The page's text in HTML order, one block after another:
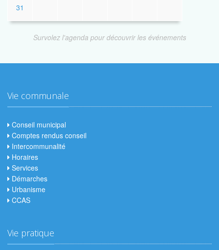
31
Survolez l'agenda pour découvrir les événements
Vie communale
Conseil municipal
Comptes rendus conseil
Intercommunalité
Horaires
Services
Démarches
Urbanisme
CCAS
Vie pratique